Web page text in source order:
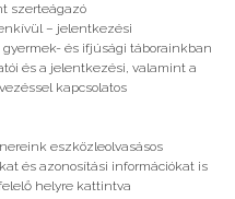
szerteágazó
– jelentkezési
és ifjúsági táborainkban
és a jelentkezési, valamint a
kapcsolatos
eszközleolvasásos
és azonosítási információkat is
helyre kattintva